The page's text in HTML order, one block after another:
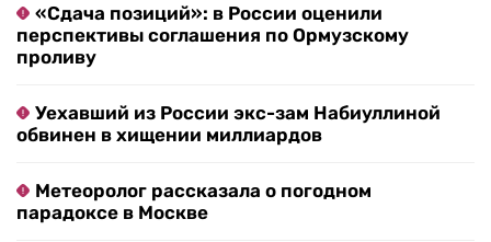
«Сдача позиций»: в России оценили
перспективы соглашения по Ормузскому
проливу
Уехавший из России экс-зам Набиуллиной
обвинен в хищении миллиардов
Метеоролог рассказала о погодном
парадоксе в Москве